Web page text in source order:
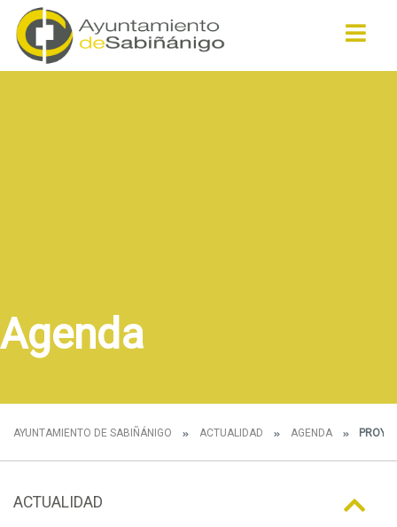
Agenda
AYUNTAMIENTO DE SABIÑÁNIGO ACTUALIDAD AGENDA
ACTUALIDAD